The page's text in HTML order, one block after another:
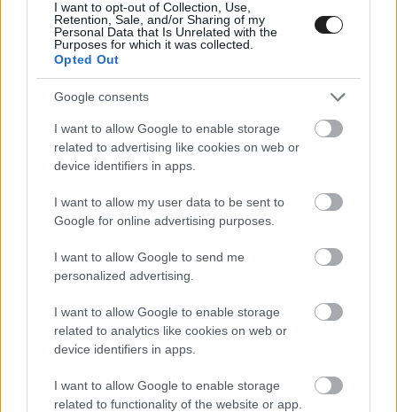
I want to opt-out of Collection, Use,
Retention, Sale, and/or Sharing of my
Personal Data that Is Unrelated with the
Purposes for which it was collected.
Opted Out
Google consents
I want to allow Google to enable storage
related to advertising like cookies on web or
device identifiers in apps.
I want to allow my user data to be sent to
Google for online advertising purposes.
I want to allow Google to send me
personalized advertising.
I want to allow Google to enable storage
related to analytics like cookies on web or
device identifiers in apps.
I want to allow Google to enable storage
related to functionality of the website or app.
MOTOR / 2026. JÚN. 2.
világbajnoknál
Fabio Quartararo újabb negatív nyilatkozatot tett az Olasz
Nagydíj után, elmondása szerint már motiváció sincs benne.